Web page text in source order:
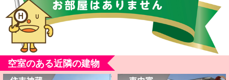
空室のある近隣の建物